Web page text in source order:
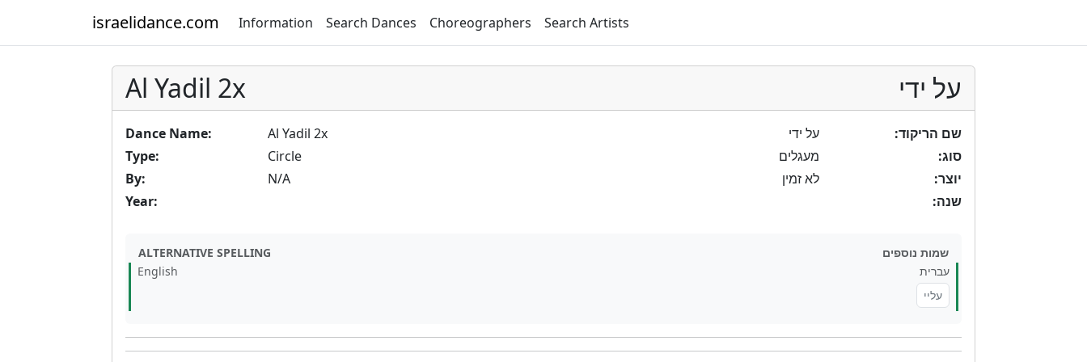
israelidance.com Information Search Dances Choreographers Search Artists
Al Yadil 2x על ידי
Dance Name:
Al Yadil 2x
Type:
Circle
By:
N/A
Year:
שם הריקוד:
על ידי
סוג:
מעגלים
יוצר:
לא זמין
שנה:
ALTERNATIVE SPELLING
שמות נוספים
English
עברית
עליי